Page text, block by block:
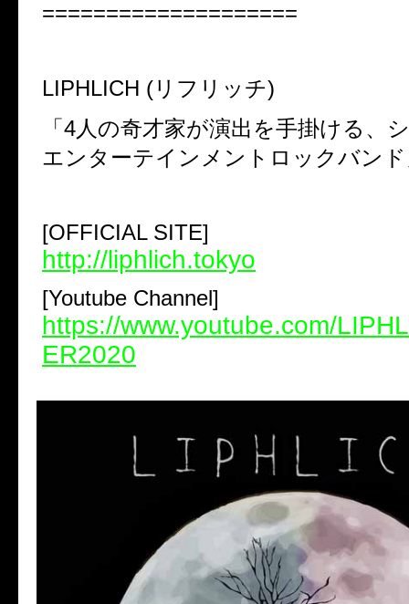
====================
LIPHLICH (リフリッチ)
「4人の奇才家が演出を手掛ける、
エンターテインメントロックバン
[OFFICIAL SITE]
http://liphlich.tokyo
[Youtube Channel]
https://www.youtube.com/
ER2020